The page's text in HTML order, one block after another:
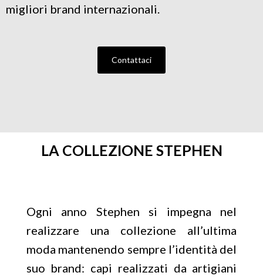
migliori brand internazionali.
Contattaci
LA COLLEZIONE STEPHEN
Ogni anno Stephen si impegna nel
realizzare una collezione all’ultima
moda mantenendo sempre l’identità del
suo brand: capi realizzati da artigiani